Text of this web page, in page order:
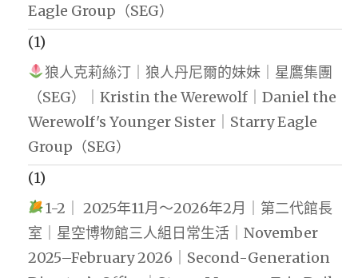
Eagle Group（SEG）
(1)
狼人克莉絲汀｜狼人丹尼爾的妹妹｜星鷹集團
（SEG）｜Kristin the Werewolf｜Daniel the
Werewolf's Younger Sister｜Starry Eagle
Group（SEG）
(1)
1-2｜ 2025年11月～2026年2月｜第二代館長
室｜星空博物館三人組日常生活｜November
2025–February 2026｜Second-Generation